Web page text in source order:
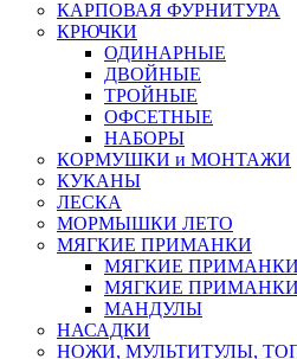
КАРПОВАЯ ФУРНИТУРА
КРЮЧКИ
ОДИНАРНЫЕ
ДВОЙНЫЕ
ТРОЙНЫЕ
ОФСЕТНЫЕ
НАБОРЫ
КОРМУШКИ и МОНТАЖИ
КУКАНЫ
ЛЕСКА
МОРМЫШКИ ЛЕТО
МЯГКИЕ ПРИМАНКИ
МЯГКИЕ
МЯГКИЕ
МАНДУЛЫ
НАСАДКИ
НОЖИ, МУЛЬТИТУЛЫ,